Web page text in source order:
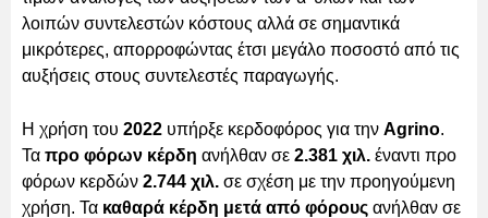
λοιπών συντελεστών κόστους αλλά σε σημαντικά
μικρότερες, απορροφώντας έτσι μεγάλο ποσοστό από τις
αυξήσεις στους συντελεστές παραγωγής.
Η χρήση του 2022 υπήρξε κερδοφόρος για την Agrino.
Τα προ φόρων κέρδη ανήλθαν σε 2.381 χιλ. έναντι προ
φόρων κερδών 2.744 χιλ. σε σχέση με την προηγούμενη
χρήση. Τα καθαρά κέρδη μετά από φόρους ανήλθαν σε